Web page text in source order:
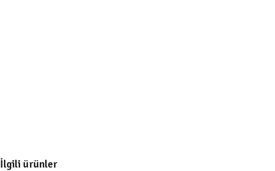
İlgili ürünler